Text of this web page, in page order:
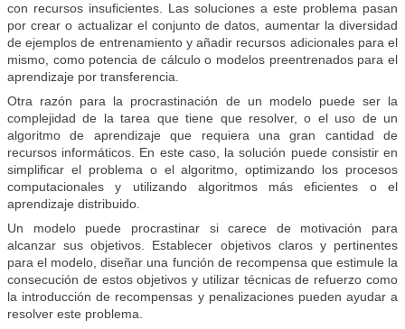
con recursos insuficientes. Las soluciones a este problema pasan
por crear o actualizar el conjunto de datos, aumentar la diversidad
de ejemplos de entrenamiento y añadir recursos adicionales para el
mismo, como potencia de cálculo o modelos preentrenados para el
aprendizaje por transferencia.
Otra razón para la procrastinación de un modelo puede ser la
complejidad de la tarea que tiene que resolver, o el uso de un
algoritmo de aprendizaje que requiera una gran cantidad de
recursos informáticos. En este caso, la solución puede consistir en
simplificar el problema o el algoritmo, optimizando los procesos
computacionales y utilizando algoritmos más eficientes o el
aprendizaje distribuido.
Un modelo puede procrastinar si carece de motivación para
alcanzar sus objetivos. Establecer objetivos claros y pertinentes
para el modelo, diseñar una función de recompensa que estimule la
consecución de estos objetivos y utilizar técnicas de refuerzo como
la introducción de recompensas y penalizaciones pueden ayudar a
resolver este problema.